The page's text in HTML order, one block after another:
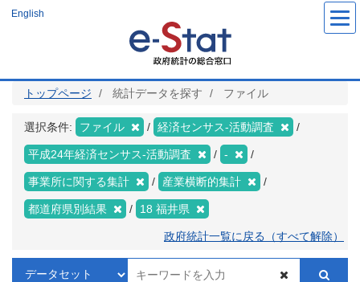
ツ
English
トップページ 統計データを探す ファイル
選択条件: ファイル 経済センサス‐活動調査
平成24年経済センサス‐活動調査 -
事業所に関する集計 産業横断的集計
都道府県別結果 18 福井県
政府統計一覧に戻る（すべて解除）